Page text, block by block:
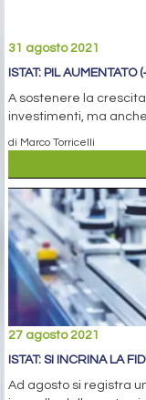
31 agosto 2021
ISTAT: PIL
A sostenere la
investimenti, ma
di Marco Torricelli
27 agosto 2021
ISTAT: SI INCRINA LA
Ad agosto si registra